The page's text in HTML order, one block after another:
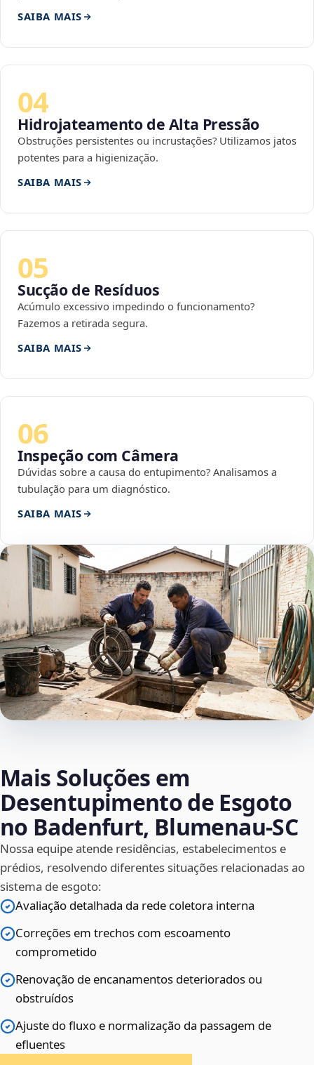
SAIBA MAIS
04
Hidrojateamento de Alta Pressão
Obstruções persistentes ou incrustações? Utilizamos jatos
potentes para a higienização.
SAIBA MAIS
05
Sucção de Resíduos
Acúmulo excessivo impedindo o funcionamento?
Fazemos a retirada segura.
SAIBA MAIS
06
Inspeção com Câmera
Dúvidas sobre a causa do entupimento? Analisamos a
tubulação para um diagnóstico.
SAIBA MAIS
Mais Soluções em
Desentupimento de Esgoto
no Badenfurt, Blumenau‑SC
Nossa equipe atende residências, estabelecimentos e
prédios, resolvendo diferentes situações relacionadas ao
sistema de esgoto:
Avaliação detalhada da rede coletora interna
Correções em trechos com escoamento
comprometido
Renovação de encanamentos deteriorados ou
obstruídos
Ajuste do fluxo e normalização da passagem de
efluentes